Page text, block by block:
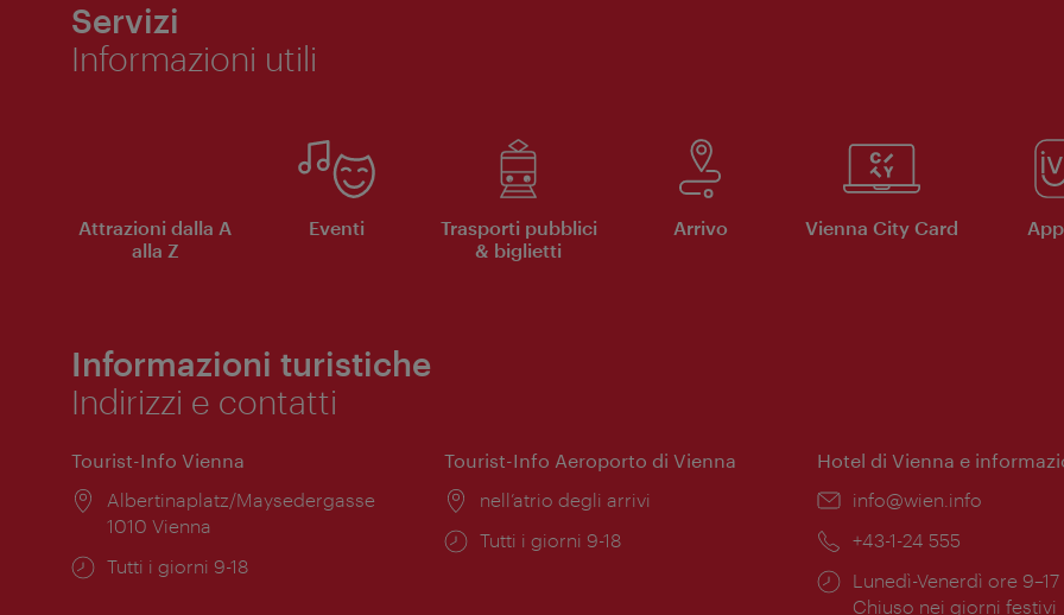
Servizi
Informazioni utili
Attrazioni dalla A
alla Z
Eventi
Trasporti pubblici
& biglietti
Arrivo Vienna City Card
Informazioni turistiche
Indirizzi e contatti
Tourist-Info Vienna
Posizione:
Albertinaplatz/Maysedergasse
1010 Vienna
Orari
Tutti i giorni 9-18
Tourist-Info Aeroporto di Vienna
Posizione:
nell’atrio degli arrivi
Orari
Tutti i giorni 9-18
Hotel di Vienna e
Email:
info@wien.info
Telefono:
+43-1-24 555
Orari
di
Lunedì-Venerdì ore 9–17
Chiuso nei giorni festivi